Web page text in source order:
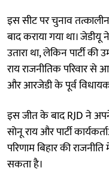
इस सीट पर चुनाव
बाद कराया गया था।
उतारा था, लेकिन पार्टी की
राय राजनीतिक परिवार
और आरजेडी के पूर्व विधायक
इस जीत के बाद RJD ने
सोनू राय और पार्टी
परिणाम बिहार की
सकता है।